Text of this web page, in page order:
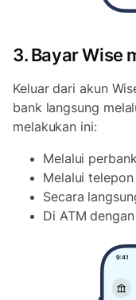
3. Bayar Wise
Keluar dari akun
bank langsung
melakukan ini:
Melalui
Melalui telepon
Secara
Di ATM